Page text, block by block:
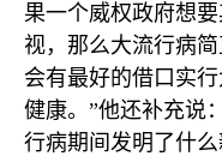
果一个威权政府想
视，那么大流行病
会有最好的借口实
健康。”他还补充说
行病期间发明了什